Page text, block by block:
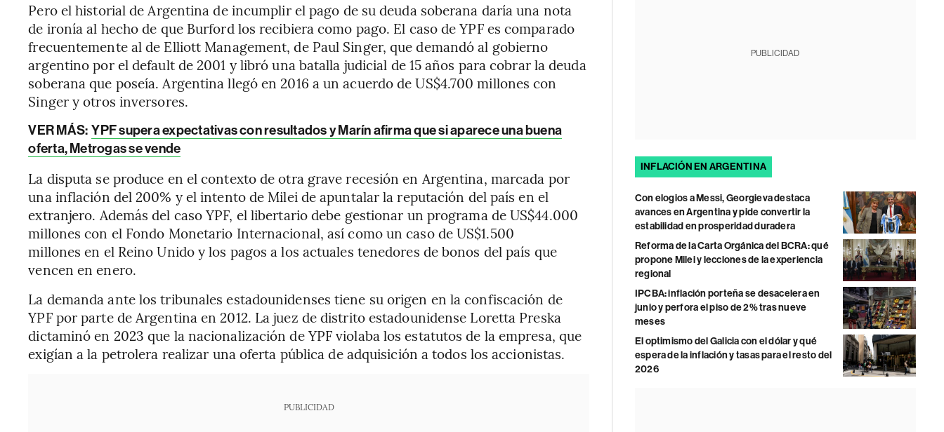
Pero el historial de Argentina de incumplir el pago de su deuda soberana daría una nota
de ironía al hecho de que Burford los recibiera como pago. El caso de YPF es comparado
frecuentemente al de Elliott Management, de Paul Singer, que demandó al gobierno
argentino por el default de 2001 y libró una batalla judicial de 15 años para cobrar la deuda
soberana que poseía. Argentina llegó en 2016 a un acuerdo de US$4.700 millones con
Singer y otros inversores.
VER MÁS: YPF supera expectativas con resultados y Marín afirma que si aparece una buena
oferta, Metrogas se vende
La disputa se produce en el contexto de otra grave recesión en Argentina, marcada por
una inflación del 200% y el intento de Milei de apuntalar la reputación del país en el
extranjero. Además del caso YPF, el libertario debe gestionar un programa de US$44.000
millones con el Fondo Monetario Internacional, así como un caso de US$1.500
millones en el Reino Unido y los pagos a los actuales tenedores de bonos del país que
vencen en enero.
La demanda ante los tribunales estadounidenses tiene su origen en la confiscación de
YPF por parte de Argentina en 2012. La juez de distrito estadounidense Loretta Preska
dictaminó en 2023 que la nacionalización de YPF violaba los estatutos de la empresa, que
exigían a la petrolera realizar una oferta pública de adquisición a todos los accionistas.
PUBLICIDAD
PUBLICIDAD
INFLACIÓN EN ARGENTINA
Con elogios a Messi, Georgieva destaca
avances en Argentina y pide convertir la
estabilidad en prosperidad duradera
Reforma de la Carta Orgánica del BCRA: qué
propone Milei y lecciones de la experiencia
regional
IPCBA: inflación porteña se desacelera en
junio y perfora el piso de 2% tras nueve
meses
El optimismo del Galicia con el dólar y qué
espera de la inflación y tasas para el resto del
2026